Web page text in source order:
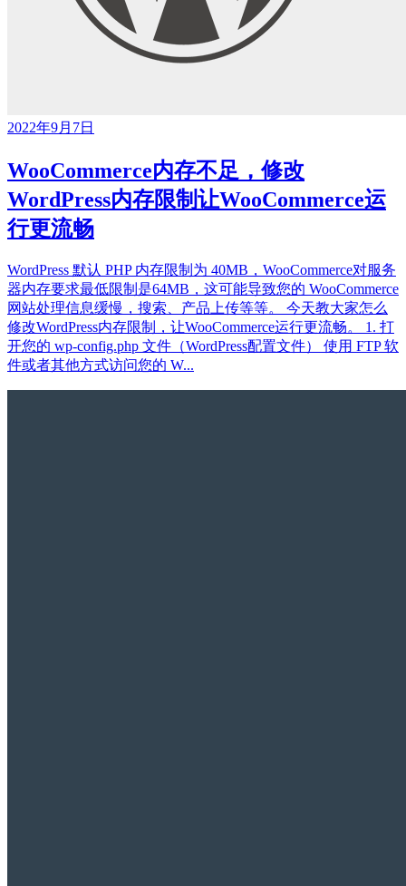
2022年9月7日
WooCommerce内存不足，修改
WordPress内存限制让WooCommerce运
行更流畅
WordPress 默认 PHP 内存限制为 40MB，WooCommerce对服务
器内存要求最低限制是64MB，这可能导致您的 WooCommerce
网站处理信息缓慢，搜索、产品上传等等。 今天教大家怎么
修改WordPress内存限制，让WooCommerce运行更流畅。 1. 打
开您的 wp-config.php 文件（WordPress配置文件） 使用 FTP 软
件或者其他方式访问您的 W...